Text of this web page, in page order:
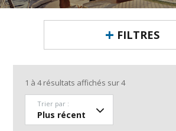
FILTRES
1 à4résultats affichés sur4
Trier par :